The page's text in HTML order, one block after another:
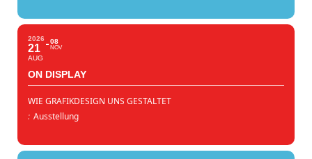
2026
21
AUG
08
NOV
ON DISPLAY
WIE GRAFIKDESIGN UNS GESTALTET
: Ausstellung